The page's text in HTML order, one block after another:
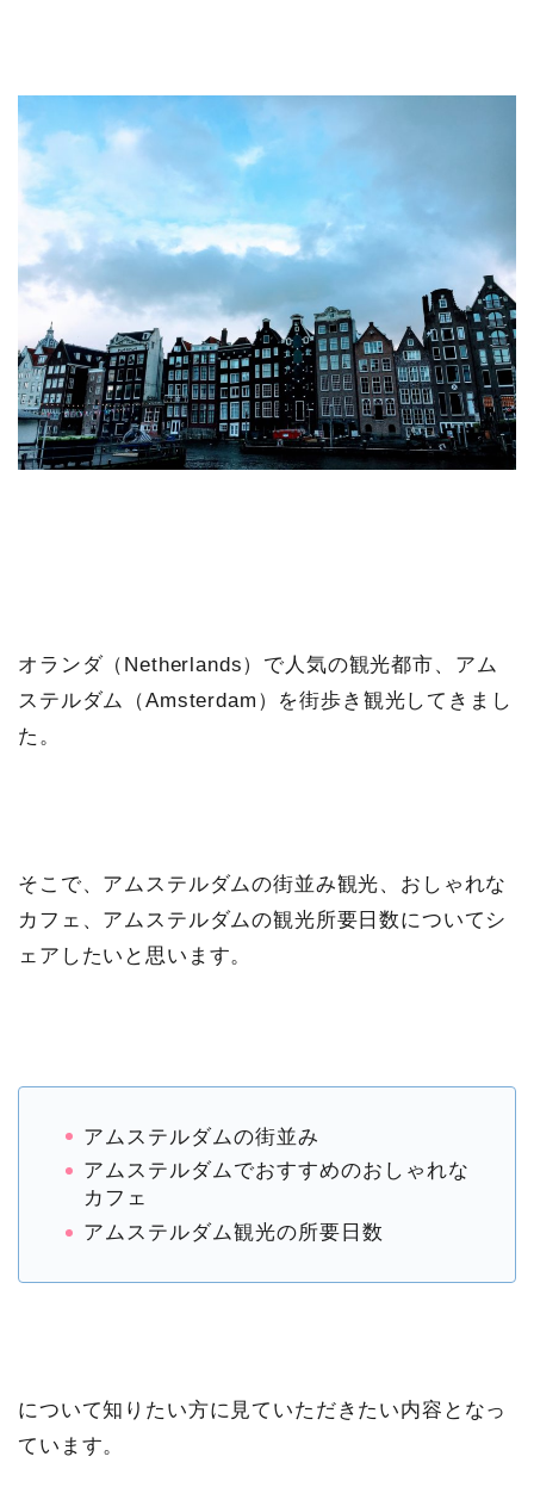
オランダ（Netherlands）で人気の観光都市、アム
ステルダム（Amsterdam）を街歩き観光してきまし
た。
そこで、アムステルダムの街並み観光、おしゃれな
カフェ、アムステルダムの観光所要日数についてシ
ェアしたいと思います。
アムステルダムの街並み
アムステルダムでおすすめのおしゃれな
カフェ
アムステルダム観光の所要日数
について知りたい方に見ていただきたい内容となっ
ています。